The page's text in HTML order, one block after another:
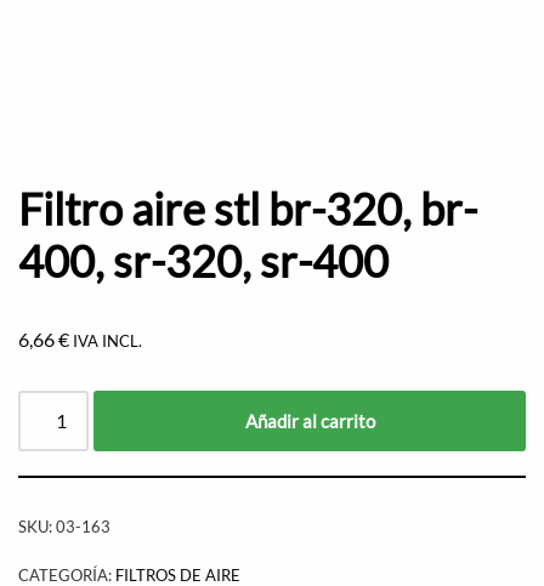
Filtro aire stl br-320, br-
400, sr-320, sr-400
6,66€ IVA INCL.
Añadir al carrito
SKU:03-163
CATEGORÍA: FILTROS DE AIRE